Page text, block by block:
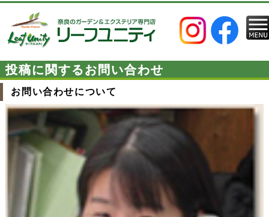
投稿に関するお問い合わせ
お問い合わせについて